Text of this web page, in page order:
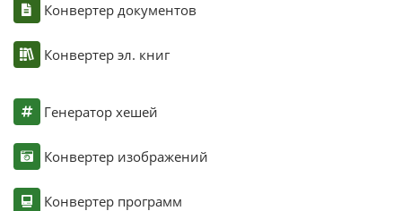
Конвертер документов
Конвертер эл. книг
Генератор хешей
Конвертер изображений
Конвертер программ